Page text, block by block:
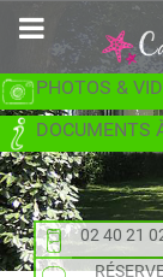
02 40 21
PHOTOS &
DOCUMENTS